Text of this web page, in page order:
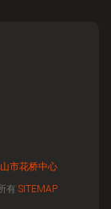
市花桥中心
有 SITEMAP